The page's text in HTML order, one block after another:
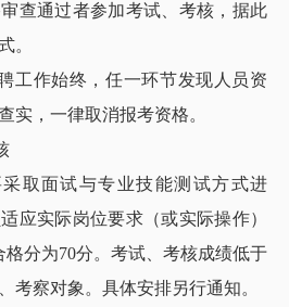
查通过者参加考试、考核，据此
。
工作始终，任一环节发现人员资
实，一律取消报考资格。
取面试与专业技能测试方式进
应实际岗位要求（或实际操作）
格分为70分。考试、考核成绩低于
考察对象。具体安排另行通知。